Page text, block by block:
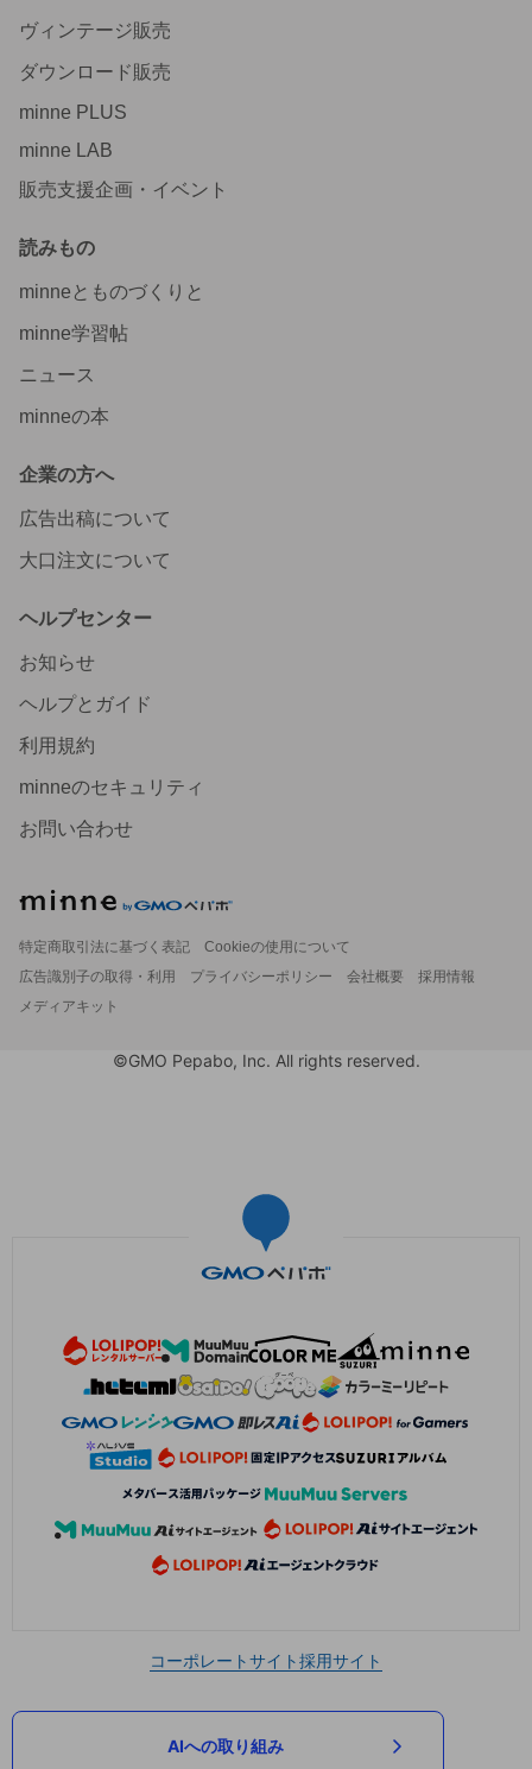
ヴィンテージ販売
ダウンロード販売
minne PLUS
minne LAB
販売支援企画・イベント
読みもの
minneとものづくりと
minne学習帖
ニュース
minneの本
企業の方へ
広告出稿について
大口注文について
ヘルプセンター
お知らせ
ヘルプとガイド
利用規約
minneのセキュリティ
お問い合わせ
特定商取引法に基づく表記
Cookieの使用について
広告識別子の取得・利用
プライバシーポリシー 会社概要
採用情報
メディアキット
©GMO Pepabo, Inc. All rights reserved.
コーポレートサイト採用サイト
AIへの取り組み